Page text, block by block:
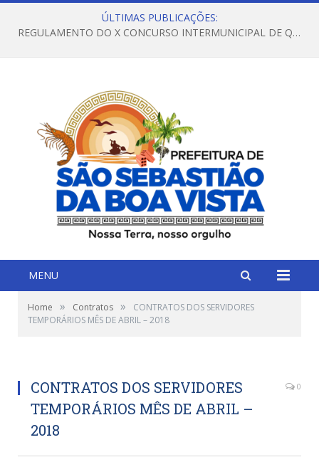
ÚLTIMAS PUBLICAÇÕES:
REGULAMENTO DO X CONCURSO INTERMUNICIPAL DE QUADRILHAS JUNINAS – 2026 – ARRAIÁ DA VENEZA
MENU
Home » Contratos »
CONTRATOS DOS SERVIDORES
TEMPORÁRIOS MÊS DE ABRIL – 2018
CONTRATOS DOS SERVIDORES
TEMPORÁRIOS MÊS DE ABRIL –
2018
0